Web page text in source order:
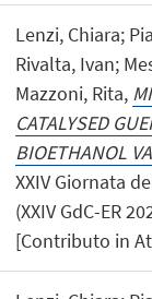
Lenzi, Chiara;
Rivalta, Ivan;
Mazzoni, Rita,
CATALYSED
BIOETHANOL
XXIV Giornata
(XXIV GdC-ER
[Contributo in